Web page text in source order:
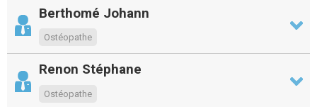
Berthomé Johann
Ostéopathe
Renon Stéphane
Ostéopathe